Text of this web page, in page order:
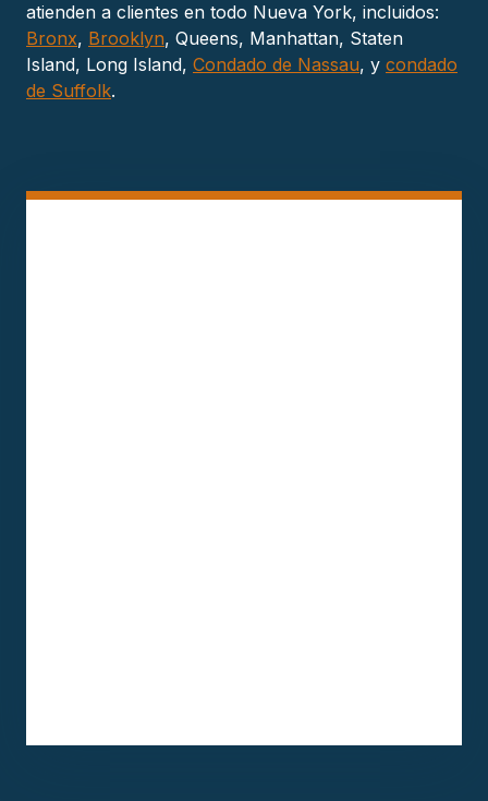
atienden a clientes en todo Nueva York, incluidos:
Bronx, Brooklyn, Queens, Manhattan, Staten
Island, Long Island, Condado de Nassau, y condado
de Suffolk.